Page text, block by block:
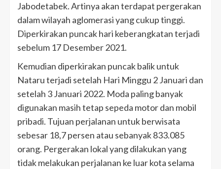
Jabodetabek. Artinya akan terdapat pergerakan
dalam wilayah aglomerasi yang cukup tinggi.
Diperkirakan puncak hari keberangkatan terjadi
sebelum 17 Desember 2021.
Kemudian diperkirakan puncak balik untuk
Nataru terjadi setelah Hari Minggu 2 Januari dan
setelah 3 Januari 2022. Moda paling banyak
digunakan masih tetap sepeda motor dan mobil
pribadi. Tujuan perjalanan untuk berwisata
sebesar 18,7 persen atau sebanyak 833.085
orang. Pergerakan lokal yang dilakukan yang
tidak melakukan perjalanan ke luar kota selama